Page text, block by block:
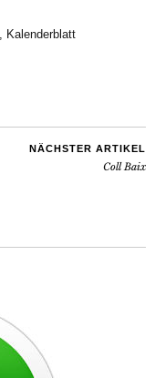
Kalenderblatt
NÄCHSTER ARTIKEL
Coll Baix